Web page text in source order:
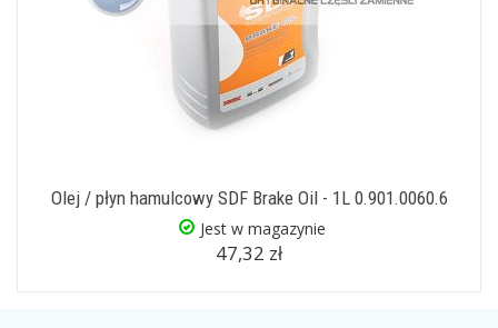
Olej / płyn hamulcowy SDF Brake Oil - 1L 0.901.0060.6
Jest w magazynie
47,32 zł